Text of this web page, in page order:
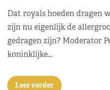
Dat royals hoeden dragen
zijn nu eigenlijk de
gedragen zijn? Moderator
koninklijke…
Lees verder